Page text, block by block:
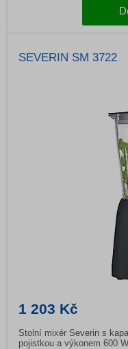
SEVERIN SM 3722
1 203 Kč
Stolní mixér Severin s
pojistkou a výkonem 600